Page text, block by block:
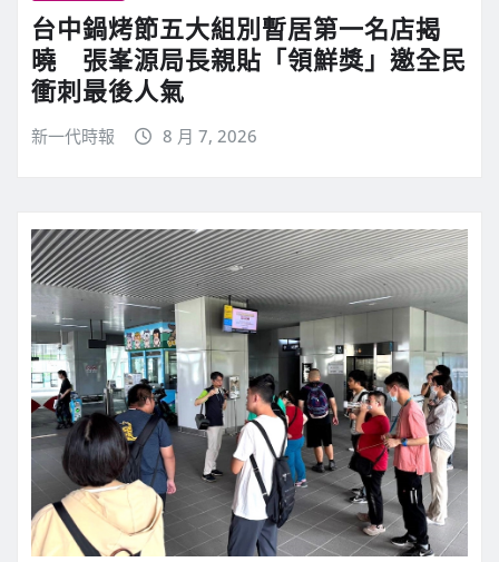
台中鍋烤節五大組別暫居第一名店揭
曉 張峯源局長親貼「領鮮獎」邀全民
衝刺最後人氣
新一代時報 8 月 7, 2026